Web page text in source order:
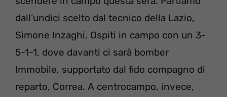
dall’undici scelto dal tecnico della Lazio,
Simone Inzaghi. Ospiti in campo con un 3-
5-1-1, dove davanti ci sarà bomber
Immobile, supportato dal fido compagno di
reparto, Correa. A centrocampo, invece,